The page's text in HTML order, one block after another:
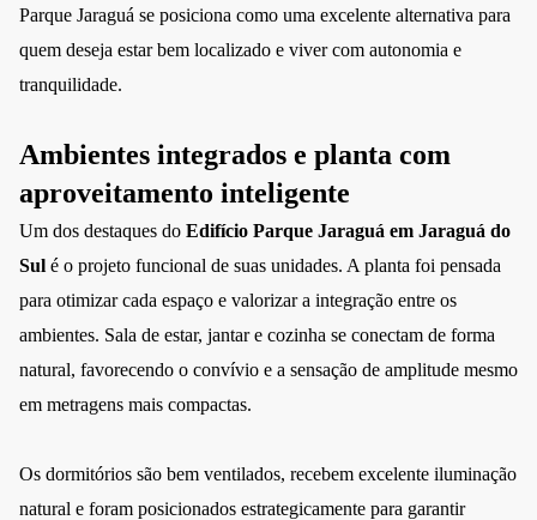
Parque Jaraguá se posiciona como uma excelente alternativa para
quem deseja estar bem localizado e viver com autonomia e
tranquilidade.
Ambientes integrados e planta com
aproveitamento inteligente
Um dos destaques do Edifício Parque Jaraguá em Jaraguá do
Sul é o projeto funcional de suas unidades. A planta foi pensada
para otimizar cada espaço e valorizar a integração entre os
ambientes. Sala de estar, jantar e cozinha se conectam de forma
natural, favorecendo o convívio e a sensação de amplitude mesmo
em metragens mais compactas.
Os dormitórios são bem ventilados, recebem excelente iluminação
natural e foram posicionados estrategicamente para garantir